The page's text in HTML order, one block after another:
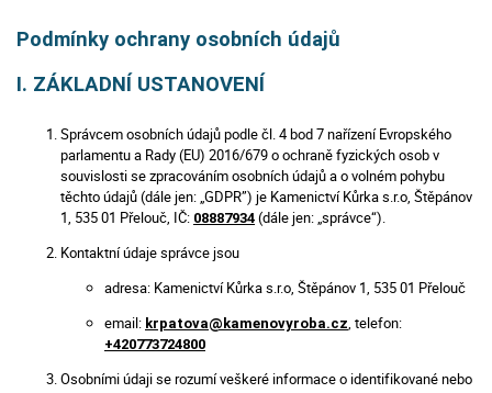
Podmínky ochrany osobních údajů
I. ZÁKLADNÍ USTANOVENÍ
Správcem osobních údajů podle čl. 4 bod 7 nařízení Evropského
parlamentu a Rady (EU) 2016/679 o ochraně fyzických osob v
souvislosti se zpracováním osobních údajů a o volném pohybu
těchto údajů (dále jen: „GDPR”) je Kamenictví Kůrka s.r.o, Štěpánov
1, 535 01 Přelouč, IČ: 08887934 (dále jen: „správce“).
Kontaktní údaje správce jsou
adresa: Kamenictví Kůrka s.r.o, Štěpánov 1, 535 01 Přelouč
email: krpatova@kamenovyroba.cz, telefon:
+420773724800
Osobními údaji se rozumí veškeré informace o identifikované nebo